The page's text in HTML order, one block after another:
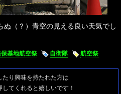
ぬ（？）青空の見える良い天気でし
基地航空祭 自衛隊 航空祭
たり興味を持たれた方は
てくれると嬉しいです！